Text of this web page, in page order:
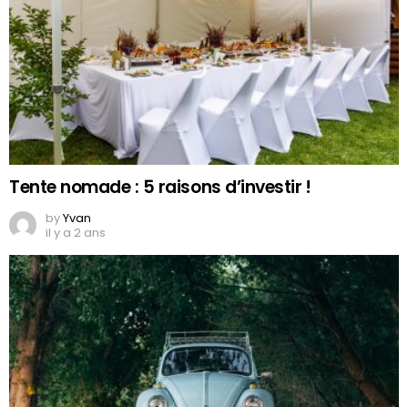
Tente nomade : 5 raisons d’investir !
byYvan
il y a 2 ans